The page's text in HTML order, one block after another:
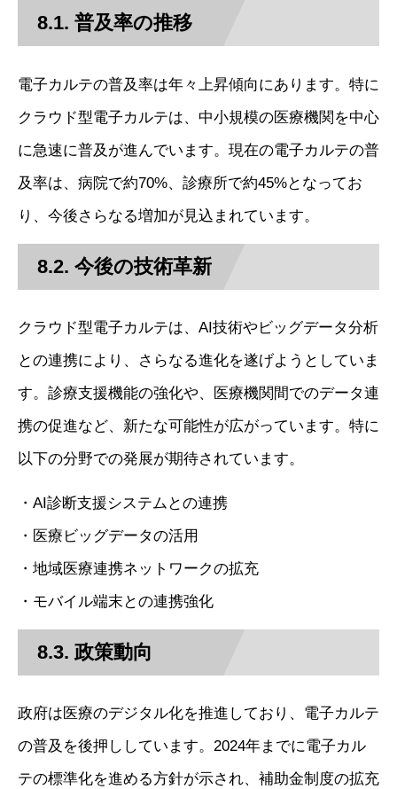
8.1. 普及率の推移
電子カルテの普及率は年々上昇傾向にあります。特に
クラウド型電子カルテは、中小規模の医療機関を中心
に急速に普及が進んでいます。現在の電子カルテの普
及率は、病院で約70%、診療所で約45%となってお
り、今後さらなる増加が見込まれています。
8.2. 今後の技術革新
クラウド型電子カルテは、AI技術やビッグデータ分析
との連携により、さらなる進化を遂げようとしていま
す。診療支援機能の強化や、医療機関間でのデータ連
携の促進など、新たな可能性が広がっています。特に
以下の分野での発展が期待されています。
・AI診断支援システムとの連携
・医療ビッグデータの活用
・地域医療連携ネットワークの拡充
・モバイル端末との連携強化
8.3. 政策動向
政府は医療のデジタル化を推進しており、電子カルテ
の普及を後押ししています。2024年までに電子カル
テの標準化を進める方針が示され、補助金制度の拡充